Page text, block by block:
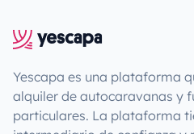
Yescapa es una plataforma
alquiler de autocaravanas y
particulares. La plataforma